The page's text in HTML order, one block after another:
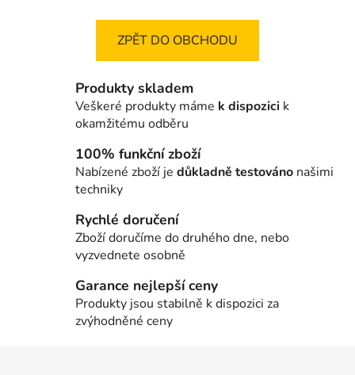
ZPĚT DO OBCHODU
Produkty skladem
Veškeré produkty máme k dispozici k
okamžitému odběru
100% funkční zboží
Nabízené zboží je důkladně testováno našimi
techniky
Rychlé doručení
Zboží doručíme do druhého dne, nebo
vyzvednete osobně
Garance nejlepší ceny
Produkty jsou stabilně k dispozici za
zvýhodněné ceny